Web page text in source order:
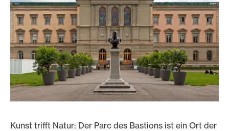
Kunst trifft Natur: Der Parc des Bastions ist ein Ort der